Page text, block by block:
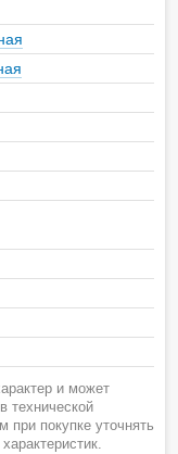
и может
технической
при покупке уточнять